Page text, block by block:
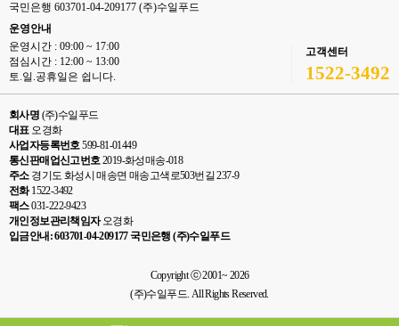
국민은행 603701-04-209177 (주)수일푸드
운영안내
운영시간 : 09:00 ~ 17:00
점심시간 : 12:00 ~ 13:00
토.일.공휴일은 쉽니다.
고객센터
1522-3492
회사명 (주)수일푸드
대표오경화
사업자등록번호599-81-01449
통신판매업신고번호2019-화성매송-018
주소경기도 화성시 매송면 매송고색로503번길 237-9
전화1522-3492
팩스031-222-9423
개인정보관리책임자오경화
입금안내: 603701-04-209177 국민은행 (주)수일푸드
Copyright ⓒ 2001~ 2026
(주)수일푸드. All Rights Reserved.